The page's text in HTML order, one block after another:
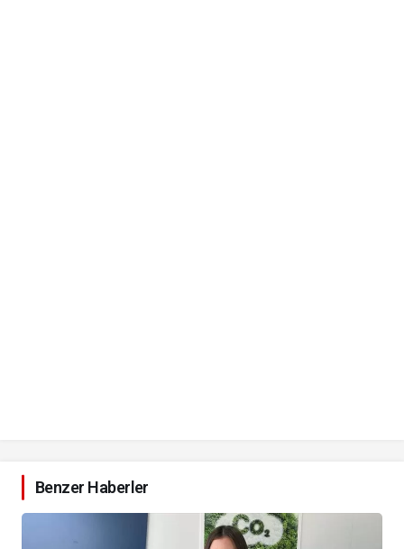
Benzer Haberler